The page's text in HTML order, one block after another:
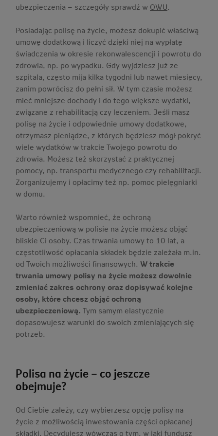
ubezpieczenia – szczegóły sprawdź w OWU.
Posiadając polisę na życie, możesz dokupić właściwą
umowę dodatkową i liczyć dzięki niej na wypłatę
świadczenia w okresie rekonwalescencji i powrotu do
zdrowia, np. po wypadku. Gdy wyjdziesz już ze
szpitala, często mija kilka tygodni lub nawet miesięcy,
zanim powrócisz do pełni sił. W tym czasie możesz
mieć mniejsze dochody i do tego większe wydatki,
związane z rehabilitacją czy leczeniem. Jeśli masz
polisę na życie i odpowiednie umowy dodatkowe,
otrzymasz pieniądze, z których będziesz mógł pokryć
wiele wydatków w trakcie Twojego powrotu do
zdrowia. Możesz też skorzystać z praktycznej
pomocy, np. transportu medycznego czy rehabilitacji.
Zorganizujemy i opłacimy też np. pomoc pielęgniarki
w domu.
Warto również wspomnieć, że ochroną
ubezpieczeniową w polisie na życie możesz objąć
bliskie Ci osoby. Czas trwania umowy to 10 lat, a
częstotliwość opłacania składek będzie zależała m.in.
od Twoich możliwości finansowych. W trakcie
trwania umowy polisy na życie możesz dowolnie
zmieniać zakres ochrony oraz dopisywać kolejne
osoby, które chcesz objąć ochroną
ubezpieczeniową. Tym samym elastycznie
dopasowujesz warunki do swoich zmieniających się
potrzeb.
Polisa na życie – co jeszcze
obejmuje?
Od Ciebie zależy, czy wybierzesz opcję polisy na
życie z możliwością inwestowania części opłacanej
składki. Decydujesz wówczas o tym, w jaki fundusz